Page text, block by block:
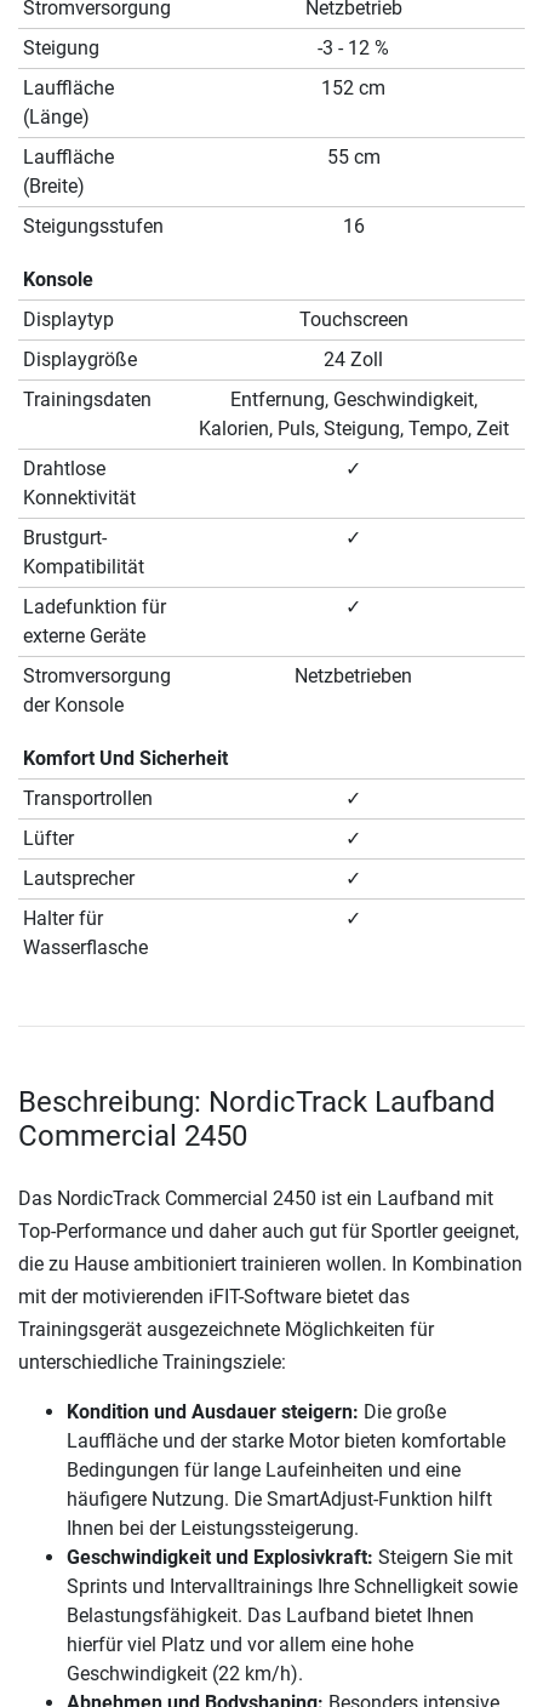
Stromversorgung
Netzbetrieb
Steigung
-3 - 12 %
Lauffläche
(Länge)
152 cm
Lauffläche
(Breite)
55 cm
Steigungsstufen 16
Konsole
Displaytyp
Touchscreen
Displaygröße
24 Zoll
Trainingsdaten
Entfernung, Geschwindigkeit,
Kalorien, Puls, Steigung, Tempo, Zeit
Drahtlose
Konnektivität
✓
Brustgurt-
Kompatibilität
✓
Ladefunktion für
externe Geräte
✓
Stromversorgung
der Konsole
Netzbetrieben
Komfort Und Sicherheit
Transportrollen
✓
Lüfter
✓
Lautsprecher
✓
Halter für
Wasserflasche
✓
Beschreibung: NordicTrack Laufband
Commercial 2450
Das NordicTrack Commercial 2450 ist ein Laufband mit
Top-Performance und daher auch gut für Sportler geeignet,
die zu Hause ambitioniert trainieren wollen. In Kombination
mit der motivierenden iFIT-Software bietet das
Trainingsgerät ausgezeichnete Möglichkeiten für
unterschiedliche Trainingsziele:
Kondition und Ausdauer steigern: Die große
Lauffläche und der starke Motor bieten komfortable
Bedingungen für lange Laufeinheiten und eine
häufigere Nutzung. Die SmartAdjust-Funktion hilft
Ihnen bei der Leistungssteigerung.
Geschwindigkeit und Explosivkraft: Steigern Sie mit
Sprints und Intervalltrainings Ihre Schnelligkeit sowie
Belastungsfähigkeit. Das Laufband bietet Ihnen
hierfür viel Platz und vor allem eine hohe
Geschwindigkeit (22 km/h).